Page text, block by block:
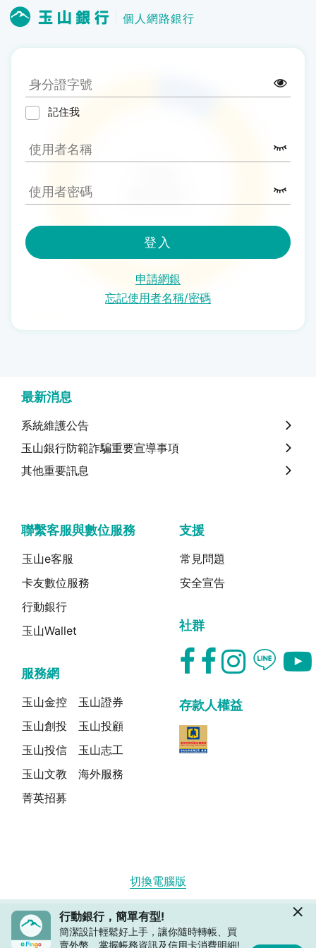
個人網路銀行
記住我
登入
申請網銀
忘記使用者名稱/密碼
最新消息
系統維護公告
玉山銀行防範詐騙重要宣導事項
其他重要訊息
聯繫客服與數位服務
玉山e客服
卡友數位服務
行動銀行
玉山Wallet
支援
常見問題
安全宣告
服務網
玉山金控
玉山證券
玉山創投
玉山投顧
玉山投信
玉山志工
玉山文教
海外服務
菁英招募
社群
存款人權益
切換電腦版
© E.SUN BANK
行動銀行，簡單有型!
簡潔設計輕鬆好上手，讓你隨時轉帳、買
賣外幣、掌握帳務資訊及信用卡消費明細!